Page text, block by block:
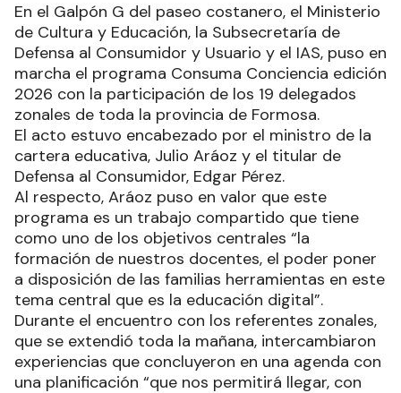
En el Galpón G del paseo costanero, el Ministerio
de Cultura y Educación, la Subsecretaría de
Defensa al Consumidor y Usuario y el IAS, puso en
marcha el programa Consuma Conciencia edición
2026 con la participación de los 19 delegados
zonales de toda la provincia de Formosa.
El acto estuvo encabezado por el ministro de la
cartera educativa, Julio Aráoz y el titular de
Defensa al Consumidor, Edgar Pérez.
Al respecto, Aráoz puso en valor que este
programa es un trabajo compartido que tiene
como uno de los objetivos centrales “la
formación de nuestros docentes, el poder poner
a disposición de las familias herramientas en este
tema central que es la educación digital”.
Durante el encuentro con los referentes zonales,
que se extendió toda la mañana, intercambiaron
experiencias que concluyeron en una agenda con
una planificación “que nos permitirá llegar, con